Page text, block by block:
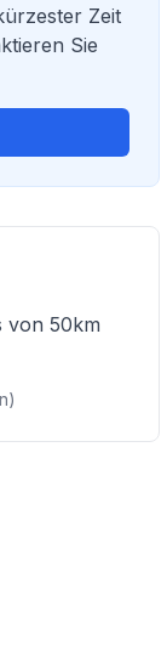
Zeit
Sie
von 50km